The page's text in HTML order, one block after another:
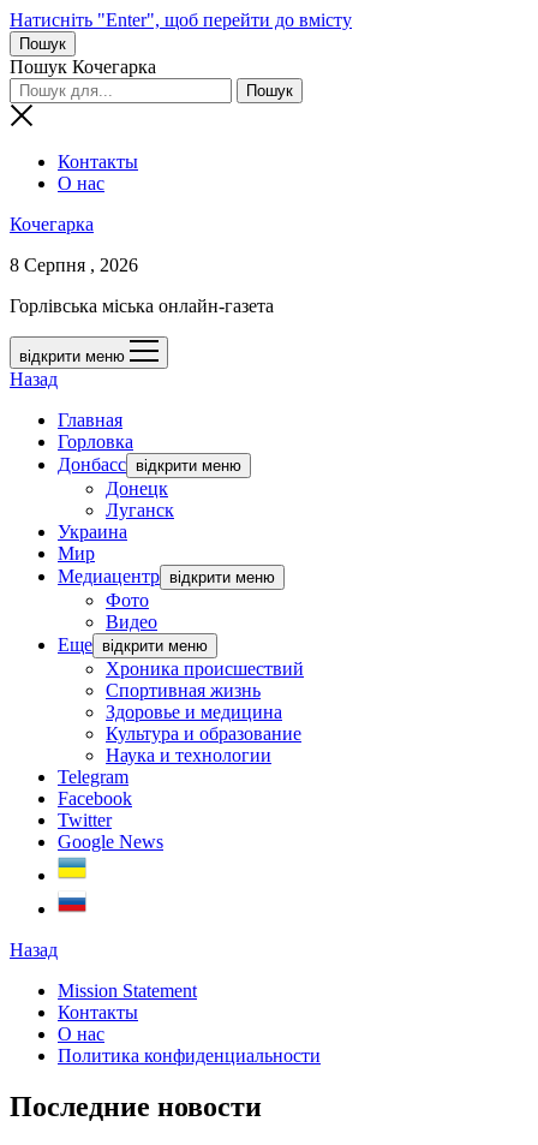
Натисніть "Enter", щоб перейти до вмісту
Пошук
Пошук Кочегарка
Контакты
О нас
Кочегарка
8 Серпня , 2026
Горлівська міська онлайн-газета
відкрити меню
Назад
Главная
Горловка
Донбасс відкрити меню
Донецк
Луганск
Украина
Мир
Медиацентр відкрити меню
Фото
Видео
Еще відкрити меню
Хроника происшествий
Спортивная жизнь
Здоровье и медицина
Культура и образование
Наука и технологии
Telegram
Facebook
Twitter
Google News
Назад
Mission Statement
Контакты
О нас
Политика конфиденциальности
Последние новости